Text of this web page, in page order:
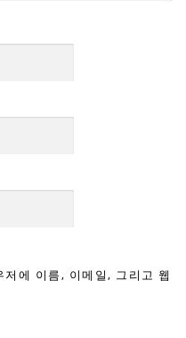
에 이름, 이메일, 그리고 웹